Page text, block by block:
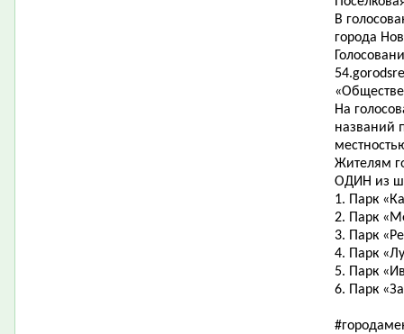
В
города
На
названий
Жителям
ОДИН из
1. Парк
2. Парк
3. Парк
4. Парк
5. Парк
6. Парк